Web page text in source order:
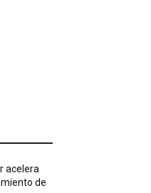
acelera
de